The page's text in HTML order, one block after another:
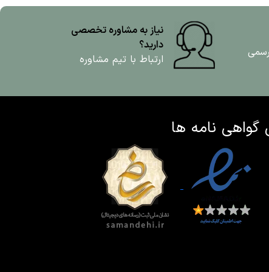
نیاز به مشاوره تخصصی
دارید؟
ارتباط با تیم مشاوره
گواهی نامه ها